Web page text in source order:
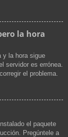
la hora
y la hora sigue
servidor es errónea.
el problema.
el paquete
Pregúntele a